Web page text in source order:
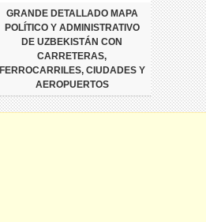
GRANDE DETALLADO MAPA
POLÍTICO Y ADMINISTRATIVO
DE UZBEKISTÁN CON
CARRETERAS,
FERROCARRILES, CIUDADES Y
AEROPUERTOS